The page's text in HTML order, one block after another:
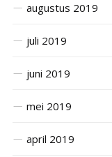
augustus 2019
juli 2019
juni 2019
mei 2019
april 2019